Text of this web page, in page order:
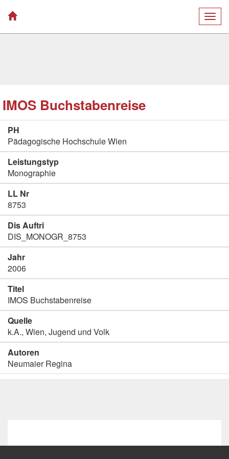
IMOS Buchstabenreise
PH
Pädagogische Hochschule Wien
Leistungstyp
Monographie
LL Nr
8753
Dis Auftri
DIS_MONOGR_8753
Jahr
2006
Titel
IMOS Buchstabenreise
Quelle
k.A., Wien, Jugend und Volk
Autoren
Neumaier Regina